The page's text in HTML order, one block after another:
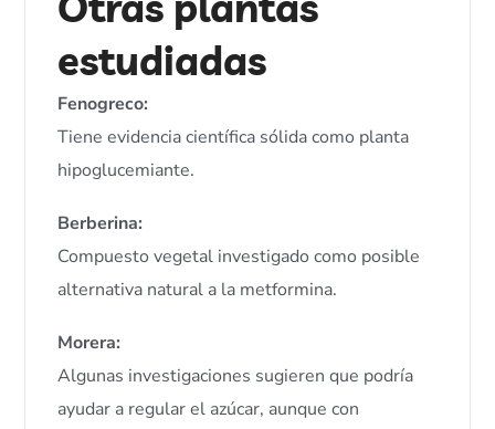
estudiadas
Fenogreco:
Tiene evidencia científica sólida como planta
hipoglucemiante.
Berberina:
Compuesto vegetal investigado como posible
alternativa natural a la metformina.
Morera:
Algunas investigaciones sugieren que podría
ayudar a regular el azúcar, aunque con